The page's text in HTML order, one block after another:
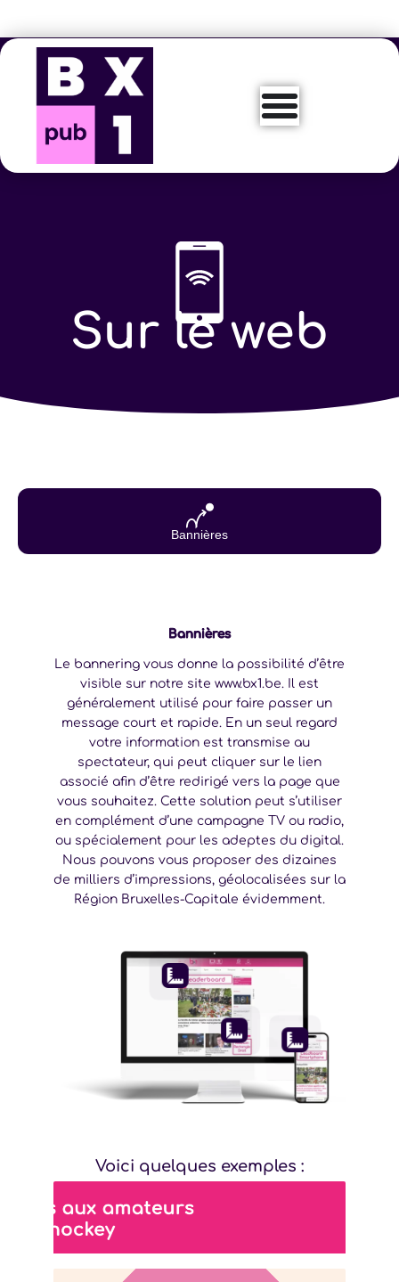
contenu
Sur le web
Bannières
Bannières
Le bannering vous donne la possibilité d’être
visible sur notre site www.bx1.be. Il est
généralement utilisé pour faire passer un
message court et rapide. En un seul regard
votre information est transmise au
spectateur, qui peut cliquer sur le lien
associé afin d’être redirigé vers la page que
vous souhaitez. Cette solution peut s’utiliser
en complément d’une campagne TV ou radio,
ou spécialement pour les adeptes du digital.
Nous pouvons vous proposer des dizaines
de milliers d’impressions, géolocalisées sur la
Région Bruxelles-Capitale évidemment.
Voici quelques exemples :